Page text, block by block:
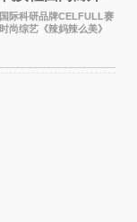
科研品牌CELFULL赛
尚综艺《辣妈辣么美》
咏仪倾情参与，向广大
主张，寄语当代女性在